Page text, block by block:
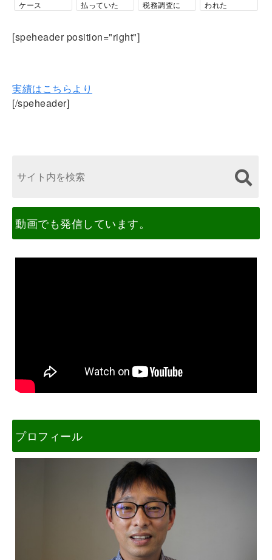
ケース 払っていた 税務調査に われた
[speheader position="right"]
実績はこちらより
[/speheader]
動画でも発信しています。
プロフィール